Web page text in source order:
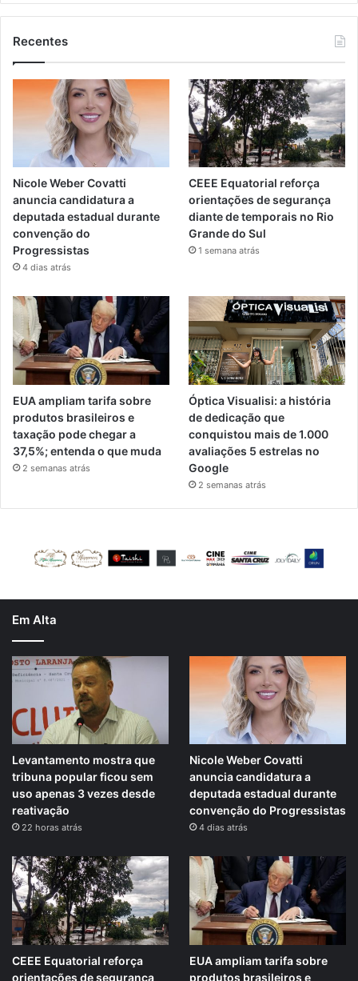
Recentes
Nicole Weber Covatti
anuncia candidatura a
deputada estadual durante
convenção do
Progressistas
4 dias atrás
CEEE Equatorial reforça
orientações de segurança
diante de temporais no Rio
Grande do Sul
1 semana atrás
EUA ampliam tarifa sobre
produtos brasileiros e
taxação pode chegar a
37,5%; entenda o que muda
2 semanas atrás
Óptica Visualisi: a história
de dedicação que
conquistou mais de 1.000
avaliações 5 estrelas no
Google
2 semanas atrás
Em Alta
Levantamento mostra que
tribuna popular ficou sem
uso apenas 3 vezes desde
reativação
22 horas atrás
Nicole Weber Covatti
anuncia candidatura a
deputada estadual durante
convenção do Progressistas
4 dias atrás
CEEE Equatorial reforça
orientações de segurança
EUA ampliam tarifa sobre
produtos brasileiros e